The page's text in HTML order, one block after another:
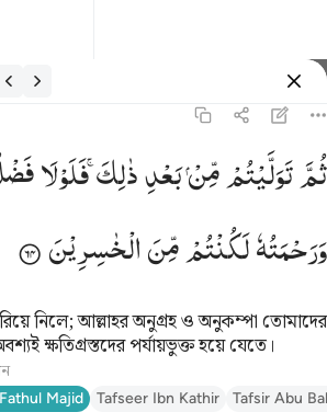
من بعد ذالك فلولا فضل الله عليكم ورحمته
فَضْلُ ٱللَّهِ عَلَيْكُمْ وَرَحْمَتُهُۥ
ثُمَّتَوَلَّیْتُمْمِّنْبَعْدِذٰلِكَ ۚفَلَوْلَا
وَرَحْمَتُهٗلَكُنْتُمْمِّنَالْخٰسِرِیْنَ
নিলে; আল্লাহর অনুগ্রহ ও অনুকম্পা তোমাদের
ক্ষতিগ্রস্তদের পর্যায়ভুক্ত হয়ে যেতে।
Majid Tafseer Ibn Kathir Tafsir Abu